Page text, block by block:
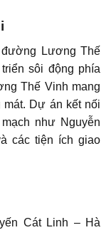
đường Lương Thế
sôi động phía
Thế Vinh mang
mát. Dự án kết nối
như Nguyễn
các tiện ích giao
Cát Linh – Hà